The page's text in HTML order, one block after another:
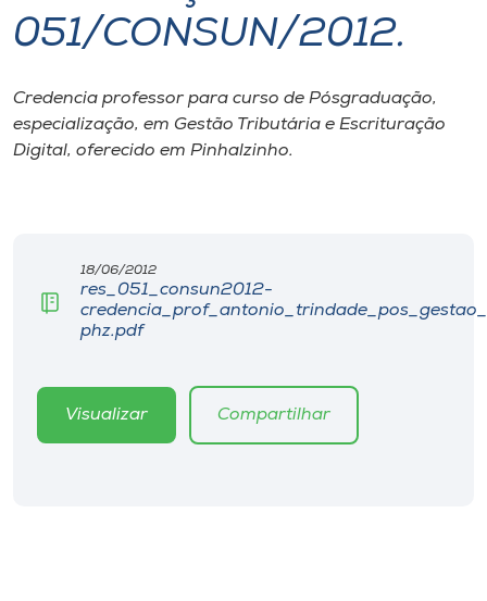
I.nova
Diplomados
Biblioteca
Rádio
051/CONSUN/2012.
Credencia professor para curso de Pósgraduação,
especialização, em Gestão Tributária e Escrituração
Digital, oferecido em Pinhalzinho.
18/06/2012
res_051_consun2012-
phz.pdf
Visualizar Compartilhar